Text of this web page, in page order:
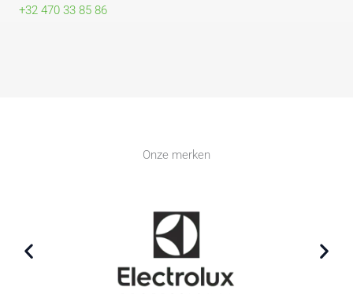
+32 470 33 85 86
Onze merken